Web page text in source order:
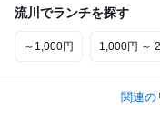
流川でランチを探す
～1,000円 1,000円 ～
関連の